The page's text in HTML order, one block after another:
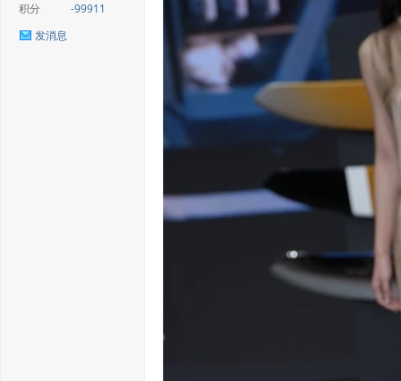
积分
-99911
发消息